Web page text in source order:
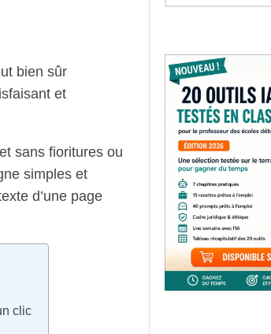
bien sûr
et
sans fioritures ou
simples et
d’une page
clic